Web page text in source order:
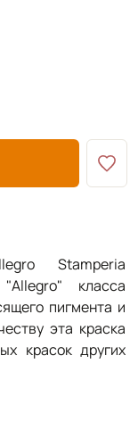
Stamperia
класса
пигмента и
эта краска
красок других
картон,